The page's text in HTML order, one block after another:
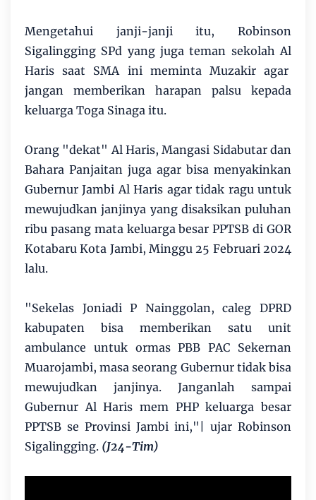
Mengetahui janji-janji itu, Robinson
Sigalingging SPd yang juga teman sekolah Al
Haris saat SMA ini meminta Muzakir agar
jangan memberikan harapan palsu kepada
keluarga Toga Sinaga itu.
Orang "dekat" Al Haris, Mangasi Sidabutar dan
Bahara Panjaitan juga agar bisa menyakinkan
Gubernur Jambi Al Haris agar tidak ragu untuk
mewujudkan janjinya yang disaksikan puluhan
ribu pasang mata keluarga besar PPTSB di GOR
Kotabaru Kota Jambi, Minggu 25 Februari 2024
lalu.
"Sekelas Joniadi P Nainggolan, caleg DPRD
kabupaten bisa memberikan satu unit
ambulance untuk ormas PBB PAC Sekernan
Muarojambi, masa seorang Gubernur tidak bisa
mewujudkan janjinya. Janganlah sampai
Gubernur Al Haris mem PHP keluarga besar
PPTSB se Provinsi Jambi ini,"| ujar Robinson
Sigalingging. (J24-Tim)